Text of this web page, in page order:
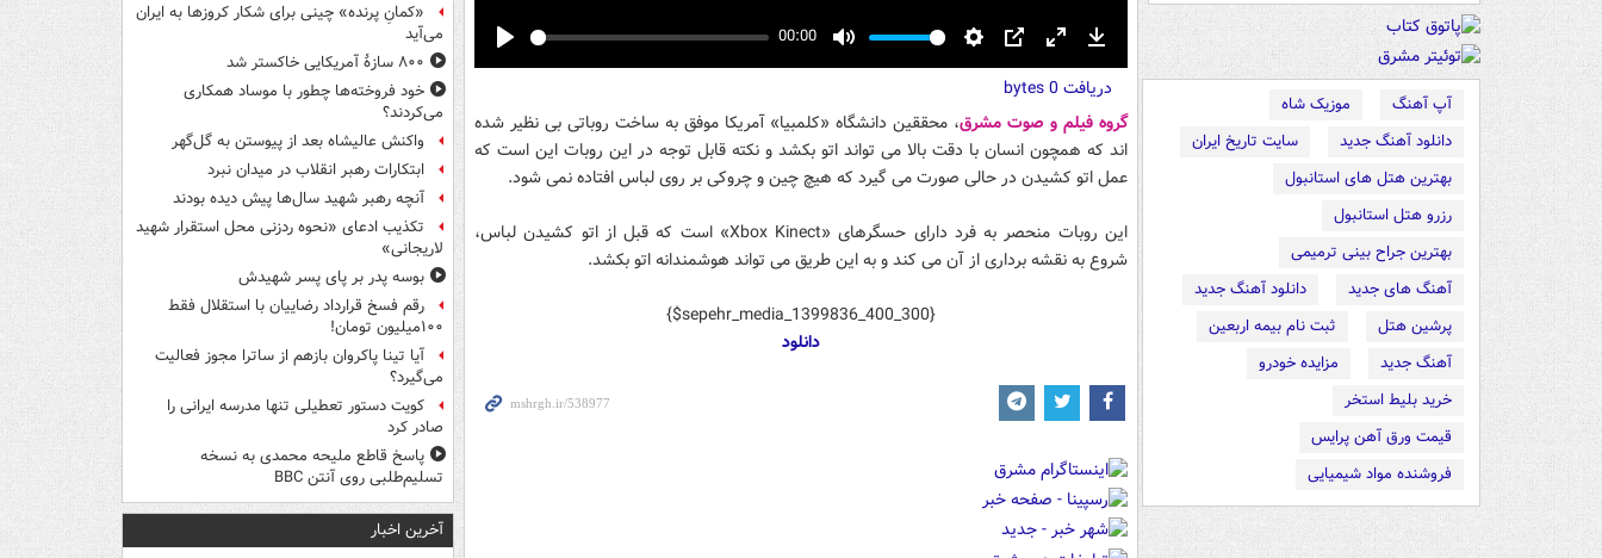
آپ آهنگ
موزیک شاه
دانلود آهنگ جدید
سایت تاریخ ایران
بهترین هتل های استانبول
رزرو هتل استانبول
بهترین جراح بینی ترمیمی
آهنگ های جدید
دانلود آهنگ جدید
پرشین هتل
ثبت نام بیمه اربعین
آهنگ جدید
مزایده خودرو
خرید بلیط استخر
قیمت ورق آهن پرایس
فروشنده مواد شیمیایی
00:00
fullscreen
Download
دریافت 0 bytes
گروه فیلم و صوت مشرق، محققین دانشگاه «کلمبیا» آمریکا موفق به ساخت روباتی بی نظیر شده
اند که همچون انسان با دقت بالا می تواند اتو بکشد و نکته قابل توجه در این روبات این است که
عمل اتو کشیدن در حالی صورت می گیرد که هیچ چین و چروکی بر روی لباس افتاده نمی شود.
این روبات منحصر به فرد دارای حسگرهای «Xbox Kinect» است که قبل از اتو کشیدن لباس،
شروع به نقشه برداری از آن می کند و به این طریق می تواند هوشمندانه اتو بکشد.
{$sepehr_media_1399836_400_300}
دانلود
«کمانِ پرنده» چینی برای شکار کروزها به ایران
می‌آید
۸۰۰ سازۀ آمریکایی خاکستر شد
خود فروخته‌ها چطور با موساد همکاری
می‌کردند؟
واکنش عالیشاه بعد از پیوستن به گل‌گهر
ابتکارات رهبر انقلاب در میدان نبرد
آنچه رهبر شهید سال‌ها پیش دیده بودند
تکذیب ادعای «نحوه ردزنی محل استقرار شهید
لاریجانی»
بوسه‌ پدر بر پای پسر شهیدش
رقم فسخ قرارداد رضاییان با استقلال فقط
۱۰۰میلیون تومان!
آیا تینا پاکروان بازهم از ساترا مجوز فعالیت
می‌گیرد؟
کویت دستور تعطیلی تنها مدرسه ایرانی را
صادر کرد
پاسخ قاطع ملیحه محمدی به نسخه
تسلیم‌طلبی روی آنتن BBC
آخرین اخبار